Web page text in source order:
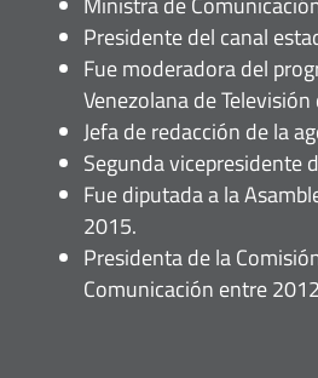
Presidente del canal
Fue moderadora del
Venezolana de
Jefa de redacción de la
Segunda vicepresidente
Fue diputada a la
2015.
Presidenta de la
Comunicación entre